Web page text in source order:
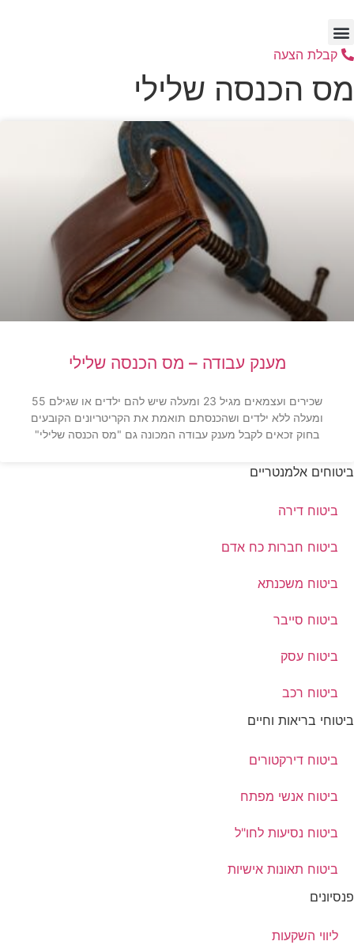
לתוכן
קבלת הצעה
מס הכנסה שלילי
מענק עבודה – מס הכנסה שלילי
שכירים ועצמאים מגיל 23 ומעלה שיש להם ילדים או שגילם 55
ומעלה ללא ילדים ושהכנסתם תואמת את הקריטריונים הקובעים
בחוק זכאים לקבל מענק עבודה המכונה גם "מס הכנסה שלילי"
ביטוחים אלמנטריים
ביטוח דירה
ביטוח חברות כח אדם
ביטוח משכנתא
ביטוח סייבר
ביטוח עסק
ביטוח רכב
ביטוחי בריאות וחיים
ביטוח דירקטורים
ביטוח אנשי מפתח
ביטוח נסיעות לחו"ל
ביטוח תאונות אישיות
פנסיונים
ליווי השקעות